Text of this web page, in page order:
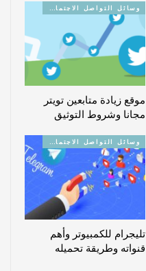
موقع زيادة متابعين تويتر
مجانا وشروط التوثيق
تليجرام للكمبيوتر وأهم
قنواته وطريقة تحميله